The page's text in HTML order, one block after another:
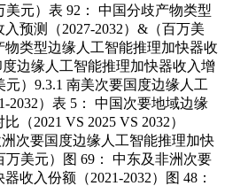
美元）表 92： 中国分歧产物类型
预测（2027-2032）&（百万美
物类型边缘人工智能推理加快器收
度边缘人工智能推理加快器收入增
元）9.3.1 南美次要国度边缘人工
2032）表 5： 中国次要地域边缘
（2021 VS 2025 VS 2032）
次要国度边缘人工智能推理加快
万美元）图 69： 中东及非洲次要
收入份额（2021-2032）图 48：